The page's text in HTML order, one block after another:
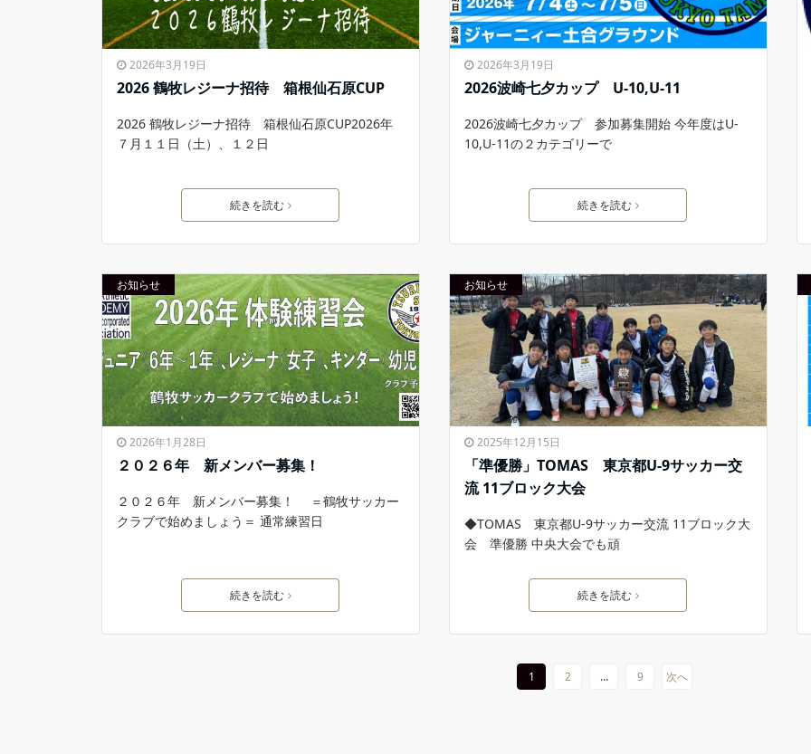
2026年3月19日
2026 鶴牧レジーナ招待 箱根仙石原CUP
2026 鶴牧レジーナ招待 箱根仙石原CUP2026年
７月１１日（土）、１２日
続きを読む
2026年3月19日
2026波崎七夕カップ U-10,U-11
2026波崎七夕カップ 参加募集開始 今年度はU-
10,U-11の２カテゴリーで
続きを読む
お知らせ
2026年1月28日
２０２６年 新メンバー募集！
２０２６年 新メンバー募集！ ＝鶴牧サッカー
クラブで始めましょう＝ 通常練習日
続きを読む
お知らせ
2025年12月15日
「準優勝」TOMAS 東京都U-9サッカー交
流 11ブロック大会
◆TOMAS 東京都U-9サッカー交流 11ブロック大
会 準優勝 中央大会でも頑
続きを読む
1 2 … 9 次へ